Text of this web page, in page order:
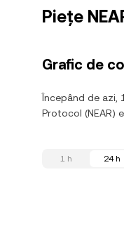
Piețe
Grafic de
Începând de azi,
Protocol (NEAR)
1 h 24 h